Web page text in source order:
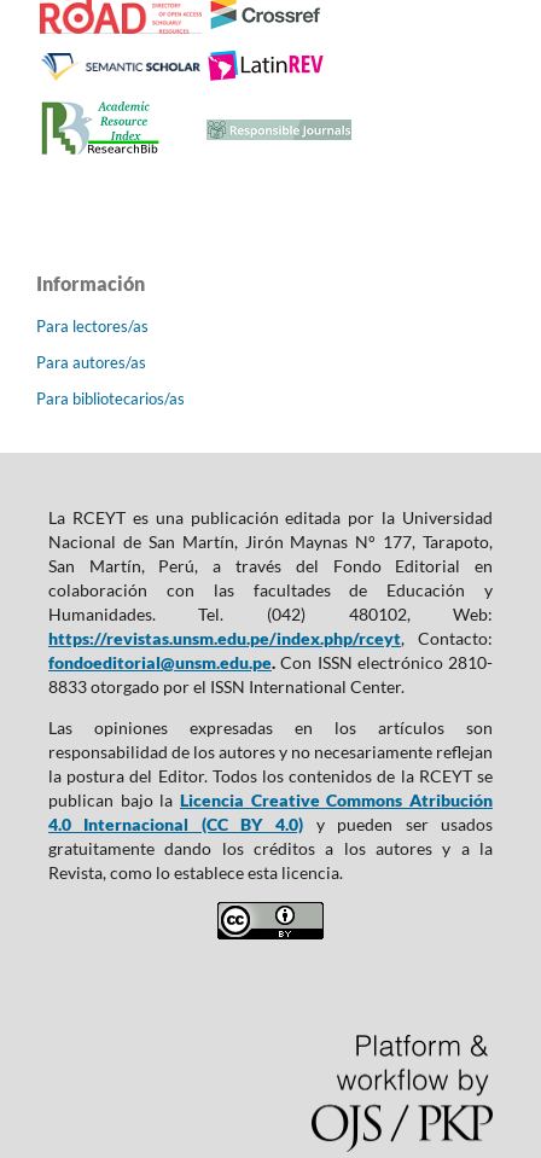
Información
Para lectores/as
Para autores/as
Para bibliotecarios/as
La RCEYT es una publicación editada por la Universidad
Nacional de San Martín, Jirón Maynas N° 177, Tarapoto,
San Martín, Perú, a través del Fondo Editorial en
colaboración con las facultades de Educación y
Humanidades. Tel. (042) 480102, Web:
https://revistas.unsm.edu.pe/index.php/rceyt, Contacto:
fondoeditorial@unsm.edu.pe.Con ISSN electrónico 2810-
8833 otorgado por el ISSN International Center.
Las opiniones expresadas en los artículos son
responsabilidad de los autores y no necesariamente reflejan
la postura del Editor. Todos los contenidos de la RCEYT se
publican bajo la Licencia Creative Commons Atribución
4.0 Internacional (CC BY 4.0) y pueden ser usados
gratuitamente dando los créditos a los autores y a la
Revista, como lo establece esta licencia.